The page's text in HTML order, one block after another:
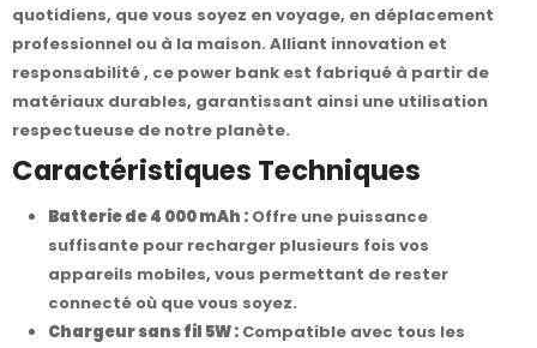
quotidiens, que vous soyez en voyage, en déplacement
professionnel ou à la maison. Alliant innovation et
responsabilité , ce power bank est fabriqué à partir de
matériaux durables, garantissant ainsi une utilisation
respectueuse de notre planète.
Caractéristiques Techniques
Batterie de 4 000 mAh : Offre une puissance
suffisante pour recharger plusieurs fois vos
appareils mobiles, vous permettant de rester
connecté où que vous soyez.
Chargeur sans fil 5W : Compatible avec tous les